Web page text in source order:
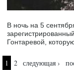
В ночь на 5
Гонтаревой,
Страницы
1 2 следующая ›